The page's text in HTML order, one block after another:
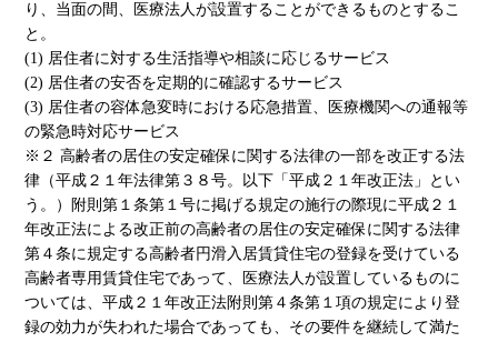
り、当面の間、医療法人が設置することができるものとするこ
と。
(1) 居住者に対する生活指導や相談に応じるサービス
(2) 居住者の安否を定期的に確認するサービス
(3) 居住者の容体急変時における応急措置、医療機関への通報等
の緊急時対応サービス
※２ 高齢者の居住の安定確保に関する法律の一部を改正する法
律（平成２１年法律第３８号。以下「平成２１年改正法」とい
う。）附則第１条第１号に掲げる規定の施行の際現に平成２１
年改正法による改正前の高齢者の居住の安定確保に関する法律
第４条に規定する高齢者円滑入居賃貸住宅の登録を受けている
高齢者専用賃貸住宅であって、医療法人が設置しているものに
ついては、平成２１年改正法附則第４条第１項の規定により登
録の効力が失われた場合であっても、その要件を継続して満た